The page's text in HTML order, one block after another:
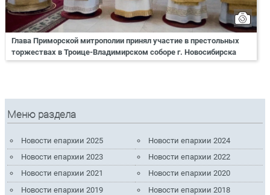
Глава Приморской митрополии принял участие в престольных
торжествах в Троице-Владимирском соборе г. Новосибирска
Меню раздела
Новости епархии 2025
Новости епархии 2024
Новости епархии 2023
Новости епархии 2022
Новости епархии 2021
Новости епархии 2020
Новости епархии 2019
Новости епархии 2018